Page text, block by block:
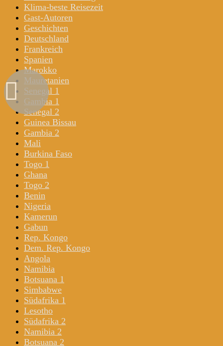
Klima-beste Reisezeit
Gast-Autoren
Geschichten
Deutschland
Frankreich
Spanien
Marokko
Mauretanien
Senegal 1
Gambia 1
Senegal 2
Guinea Bissau
Gambia 2
Mali
Burkina Faso
Togo 1
Ghana
Togo 2
Benin
Nigeria
Kamerun
Gabun
Rep. Kongo
Dem. Rep. Kongo
Angola
Namibia
Botsuana 1
Simbabwe
Südafrika 1
Lesotho
Südafrika 2
Namibia 2
Botsuana 2